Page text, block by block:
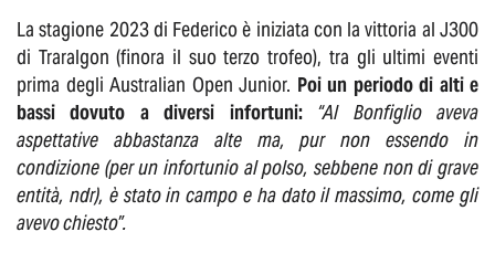
La stagione 2023 di Federico è iniziata con la vittoria al J300
di Traralgon (finora il suo terzo trofeo), tra gli ultimi eventi
prima degli Australian Open Junior. Poi un periodo di alti e
bassi dovuto a diversi infortuni: “Al Bonfiglio aveva
aspettative abbastanza alte ma, pur non essendo in
condizione (per un infortunio al polso, sebbene non di grave
entità, ndr), è stato in campo e ha dato il massimo, come gli
avevo chiesto”.